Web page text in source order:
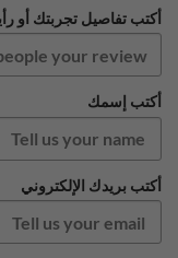
أكتب تفاصيل تجربتك أو
أكتب إسمك
أكتب بريدك الإلكتروني